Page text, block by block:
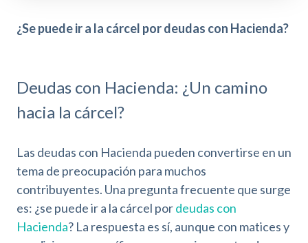
¿Se puede ir a la cárcel por deudas con Hacienda?
Deudas con Hacienda: ¿Un camino
hacia la cárcel?
Las deudas con Hacienda pueden convertirse en un
tema de preocupación para muchos
contribuyentes. Una pregunta frecuente que surge
es: ¿se puede ir a la cárcel pordeudas con
Hacienda? La respuesta es sí, aunque con matices y